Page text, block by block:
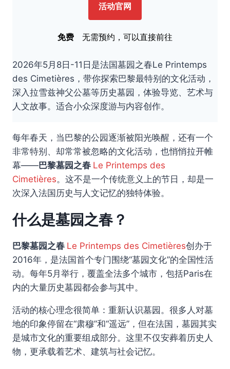
活动官网
免费 无需预约，可以直接前往
2026年5月8日-11日是法国墓园之春Le Printemps
des Cimetières，带你探索巴黎最特别的文化活动，
深入拉雪兹神父公墓等历史墓园，体验导览、艺术与
人文故事。适合小众深度游与内容创作。
每年春天，当巴黎的公园逐渐被阳光唤醒，还有一个
非常特别、却常常被忽略的文化活动，也悄悄拉开帷
幕——巴黎墓园之春 Le Printemps des
Cimetières。这不是一个传统意义上的节日，却是一
次深入法国历史与人文记忆的独特体验。
什么是墓园之春？
巴黎墓园之春 Le Printemps des Cimetières创办于
2016年，是法国首个专门围绕“墓园文化”的全国性活
动。每年5月举行，覆盖全法多个城市，包括Paris在
内的大量历史墓园都会参与其中。
活动的核心理念很简单：重新认识墓园。很多人对墓
地的印象停留在“肃穆”和“遥远”，但在法国，墓园其实
是城市文化的重要组成部分。这里不仅安葬着历史人
物，更承载着艺术、建筑与社会记忆。